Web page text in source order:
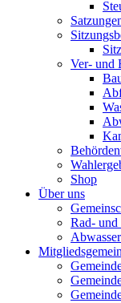
Ver- und
Shop
Über uns
Rad- und